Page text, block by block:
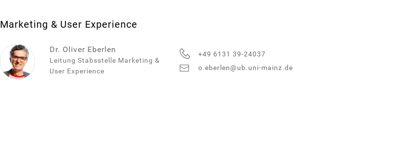
Marketing & User Experience
Dr. Oliver Eberlen
Leitung Stabsstelle Marketing &
User Experience
+49 6131 39-24037
o.eberlen@ub.uni-mainz.de